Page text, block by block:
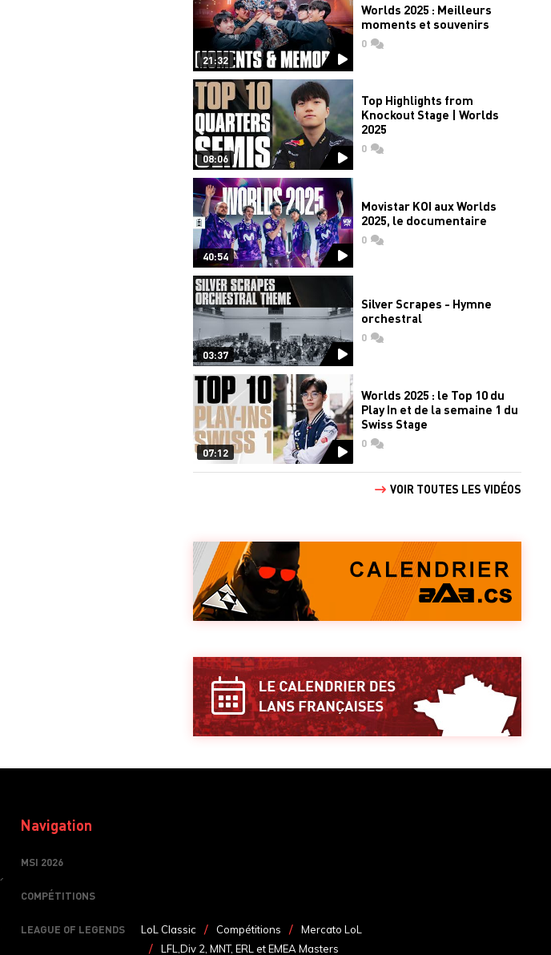
21:32
Worlds 2025 : Meilleurs
moments et souvenirs
0commentaires
08:06
Top Highlights from
Knockout Stage | Worlds
2025
0commentaires
40:54
Movistar KOI aux Worlds
2025, le documentaire
0commentaires
03:37
Silver Scrapes - Hymne
orchestral
0commentaires
07:12
Worlds 2025 : le Top 10 du
Play In et de la semaine 1 du
Swiss Stage
0commentaires
VOIR TOUTES LES VIDÉOS
Navigation
MSI 2026
COMPÉTITIONS
LEAGUE OF LEGENDS LoL Classic Compétitions
Mercato LoL
LFL,Div 2, MNT, ERL et EMEA Masters